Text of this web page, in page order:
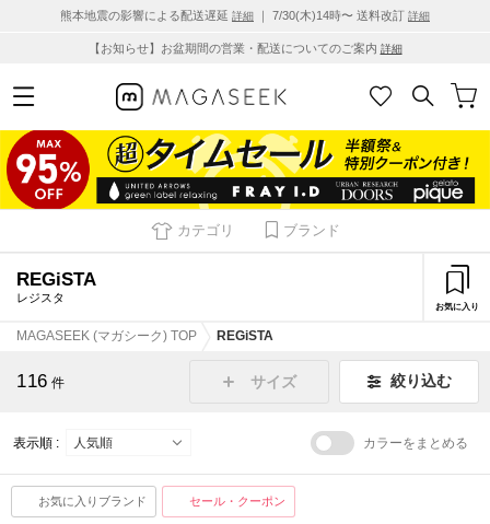
熊本地震の影響による配送遅延 詳細 ｜ 7/30(木)14時〜 送料改訂 詳細
【お知らせ】お盆期間の営業・配送についてのご案内 詳細
カテゴリ ブランド
REGiSTA
レジスタ
お気に入り
MAGASEEK (マガシーク) TOP REGiSTA
116 件 サイズ 絞り込む
表示順 : カラーをまとめる
お気に入りブランド セール・クーポン